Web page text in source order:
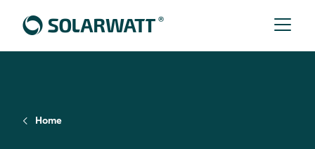
Home